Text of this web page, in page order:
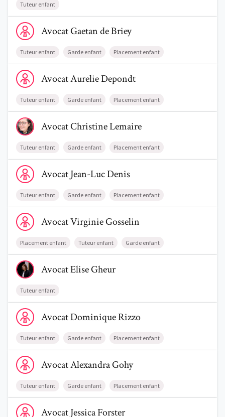
Tuteur enfant
Voir le profil de AvocatGaetan de Briey
AvocatGaetande Briey
Tuteur enfant Garde enfant Placement enfant
Voir le profil de AvocatAurelie Depondt
AvocatAurelieDepondt
Tuteur enfant Garde enfant Placement enfant
Voir le profil de AvocatChristine Lemaire
AvocatChristineLemaire
Tuteur enfant Garde enfant Placement enfant
Voir le profil de AvocatJean-Luc Denis
AvocatJean-LucDenis
Tuteur enfant Garde enfant Placement enfant
Voir le profil de AvocatVirginie Gosselin
AvocatVirginieGosselin
Placement enfant Tuteur enfant Garde enfant
Voir le profil de AvocatElise Gheur
AvocatEliseGheur
Tuteur enfant
Voir le profil de AvocatDominique Rizzo
AvocatDominiqueRizzo
Tuteur enfant Garde enfant Placement enfant
Voir le profil de AvocatAlexandra Gohy
AvocatAlexandraGohy
Tuteur enfant Garde enfant Placement enfant
Voir le profil de AvocatJessica Forster
AvocatJessicaForster